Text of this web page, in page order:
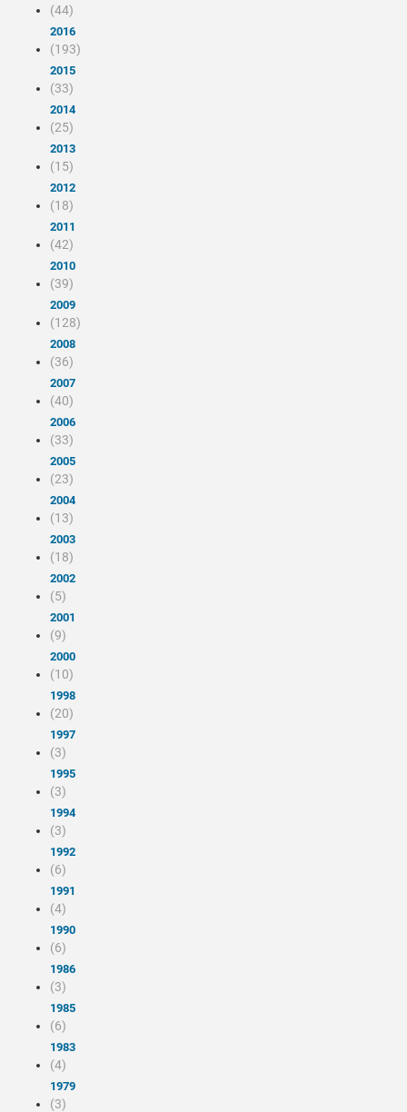
(44)
2016
(193)
2015
(33)
2014
(25)
2013
(15)
2012
(18)
2011
(42)
2010
(39)
2009
(128)
2008
(36)
2007
(40)
2006
(33)
2005
(23)
2004
(13)
2003
(18)
2002
(5)
2001
(9)
2000
(10)
1998
(20)
1997
(3)
1995
(3)
1994
(3)
1992
(6)
1991
(4)
1990
(6)
1986
(3)
1985
(6)
1983
(4)
1979
(3)